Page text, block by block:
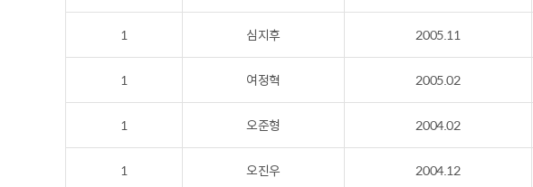
1 심지후 2005.11
1 여정혁 2005.02
1 오준형 2004.02
1 오진우 2004.12